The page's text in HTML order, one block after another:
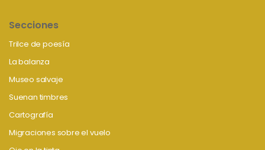
Secciones
Trilce de poesía
La balanza
Museo salvaje
Suenan timbres
Cartografía
Migraciones sobre el vuelo